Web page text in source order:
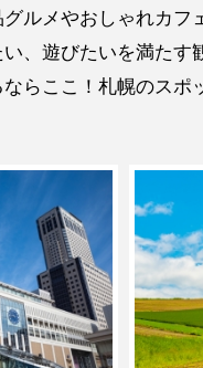
ルメやおしゃれカフ
、遊びたいを満たす
らここ！札幌のスポ